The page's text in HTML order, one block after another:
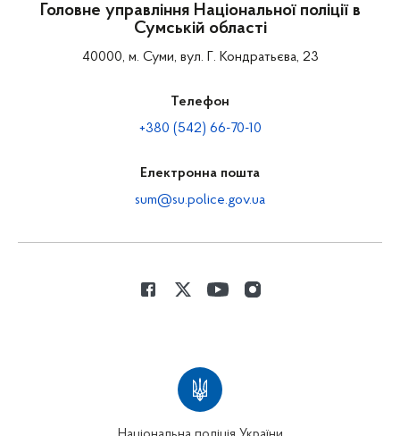
Головне управління Національної поліції в
Сумській області
40000, м. Суми, вул. Г. Кондратьєва, 23
Телефон
+380 (542) 66-70-10
Електронна пошта
sum@su.police.gov.ua